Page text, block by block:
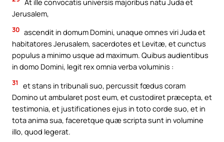
Jerusalem,
30 ascendit in domum Domini, unaque omnes viri Juda et
habitatores Jerusalem, sacerdotes et Levitæ, et cunctus
populus a minimo usque ad maximum. Quibus audientibus
in domo Domini, legit rex omnia verba voluminis :
31
et stans in tribunali suo, percussit fœdus coram
Domino ut ambularet post eum, et custodiret præcepta, et
testimonia, et justificationes ejus in toto corde suo, et in
tota anima sua, faceretque quæ scripta sunt in volumine
illo, quod legerat.